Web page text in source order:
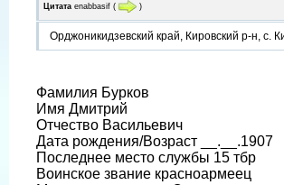
Цитата enabbasif ( )
Орджоникидзевский край, Кировский р-н, с.
Фамилия Бурков
Имя Дмитрий
Отчество Васильевич
Дата рождения/Возраст __.__.1907
Последнее место службы 15 тбр
Воинское звание красноармеец